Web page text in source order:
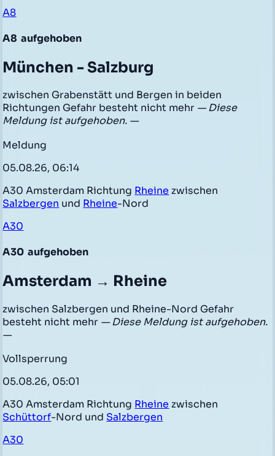
A8
A8 aufgehoben
München - Salzburg
zwischen Grabenstätt und Bergen in beiden
Richtungen Gefahr besteht nicht mehr — Diese
Meldung ist aufgehoben. —
Meldung
05.08.26, 06:14
A30 Amsterdam Richtung Rheine zwischen
Salzbergen und Rheine-Nord
A30
A30 aufgehoben
Amsterdam → Rheine
zwischen Salzbergen und Rheine-Nord Gefahr
besteht nicht mehr — Diese Meldung ist aufgehoben.
—
Vollsperrung
05.08.26, 05:01
A30 Amsterdam Richtung Rheine zwischen
Schüttorf-Nord und Salzbergen
A30